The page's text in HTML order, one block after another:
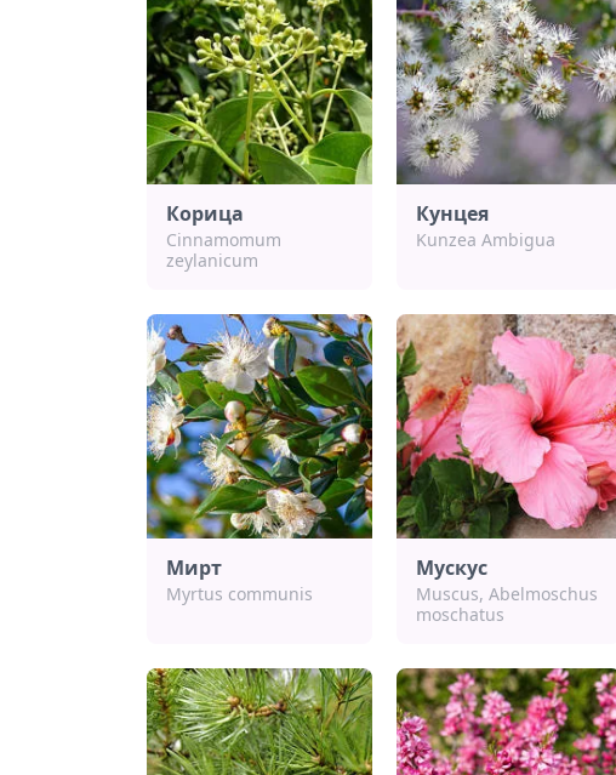
Корица
Cinnamomum
zeylanicum
Кунцея
Kunzea Ambigua
Мирт
Myrtus communis
Мускус
Muscus, Abelmoschus
moschatus